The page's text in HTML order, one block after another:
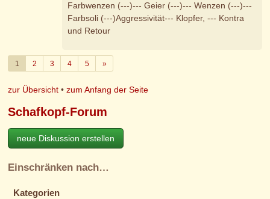
Farbwenzen (---)--- Geier (---)--- Wenzen (---)---
Farbsoli (---)Aggressivität--- Klopfer, --- Kontra
und Retour
1 2 3 4 5 »Weiter
zur Übersicht •zum Anfang der Seite
Schafkopf-Forum
neue Diskussion erstellen
Einschränken nach…
Kategorien